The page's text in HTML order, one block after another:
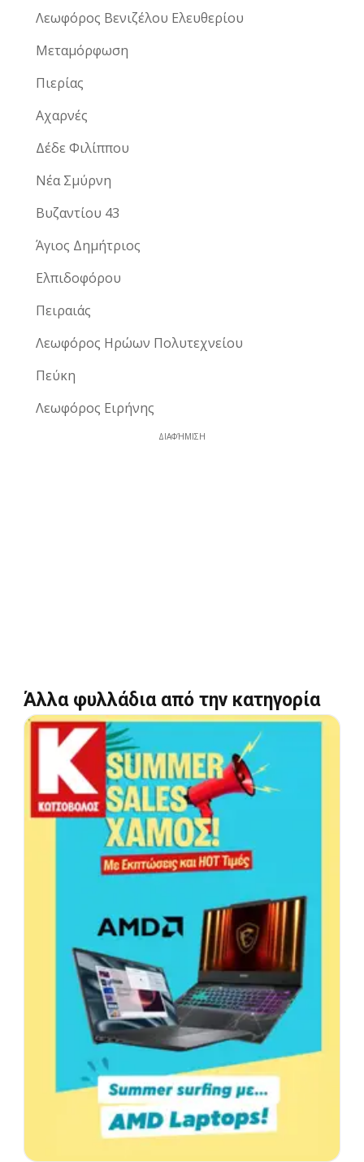
Λεωφόρος Βενιζέλου Ελευθερίου
Μεταμόρφωση
Πιερίας
Αχαρνές
Δέδε Φιλίππου
Νέα Σμύρνη
Βυζαντίου 43
Άγιος Δημήτριος
Ελπιδοφόρου
Πειραιάς
Λεωφόρος Ηρώων Πολυτεχνείου
Πεύκη
Λεωφόρος Ειρήνης
ΔΙΑΦΉΜΙΣΗ
Άλλα φυλλάδια από την κατηγορία